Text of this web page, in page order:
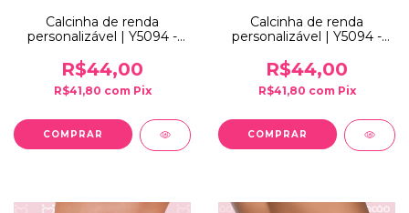
Calcinha de renda
personalizável | Y5094 -
R$44,00
R$41,80 com Pix
Calcinha de renda
personalizável | Y5094 -
R$44,00
R$41,80 com Pix